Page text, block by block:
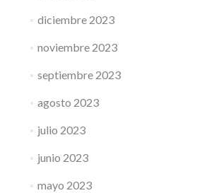
diciembre 2023
noviembre 2023
septiembre 2023
agosto 2023
julio 2023
junio 2023
mayo 2023